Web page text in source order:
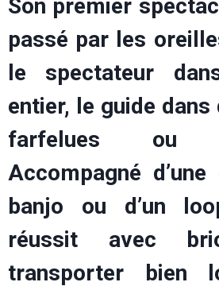
Son premier
passé par les
le spectateur
entier, le guide
farfelues ou
Accompagné d’une
banjo ou d’un
réussit avec
transporter bien